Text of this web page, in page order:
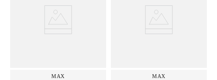
MAX MAX